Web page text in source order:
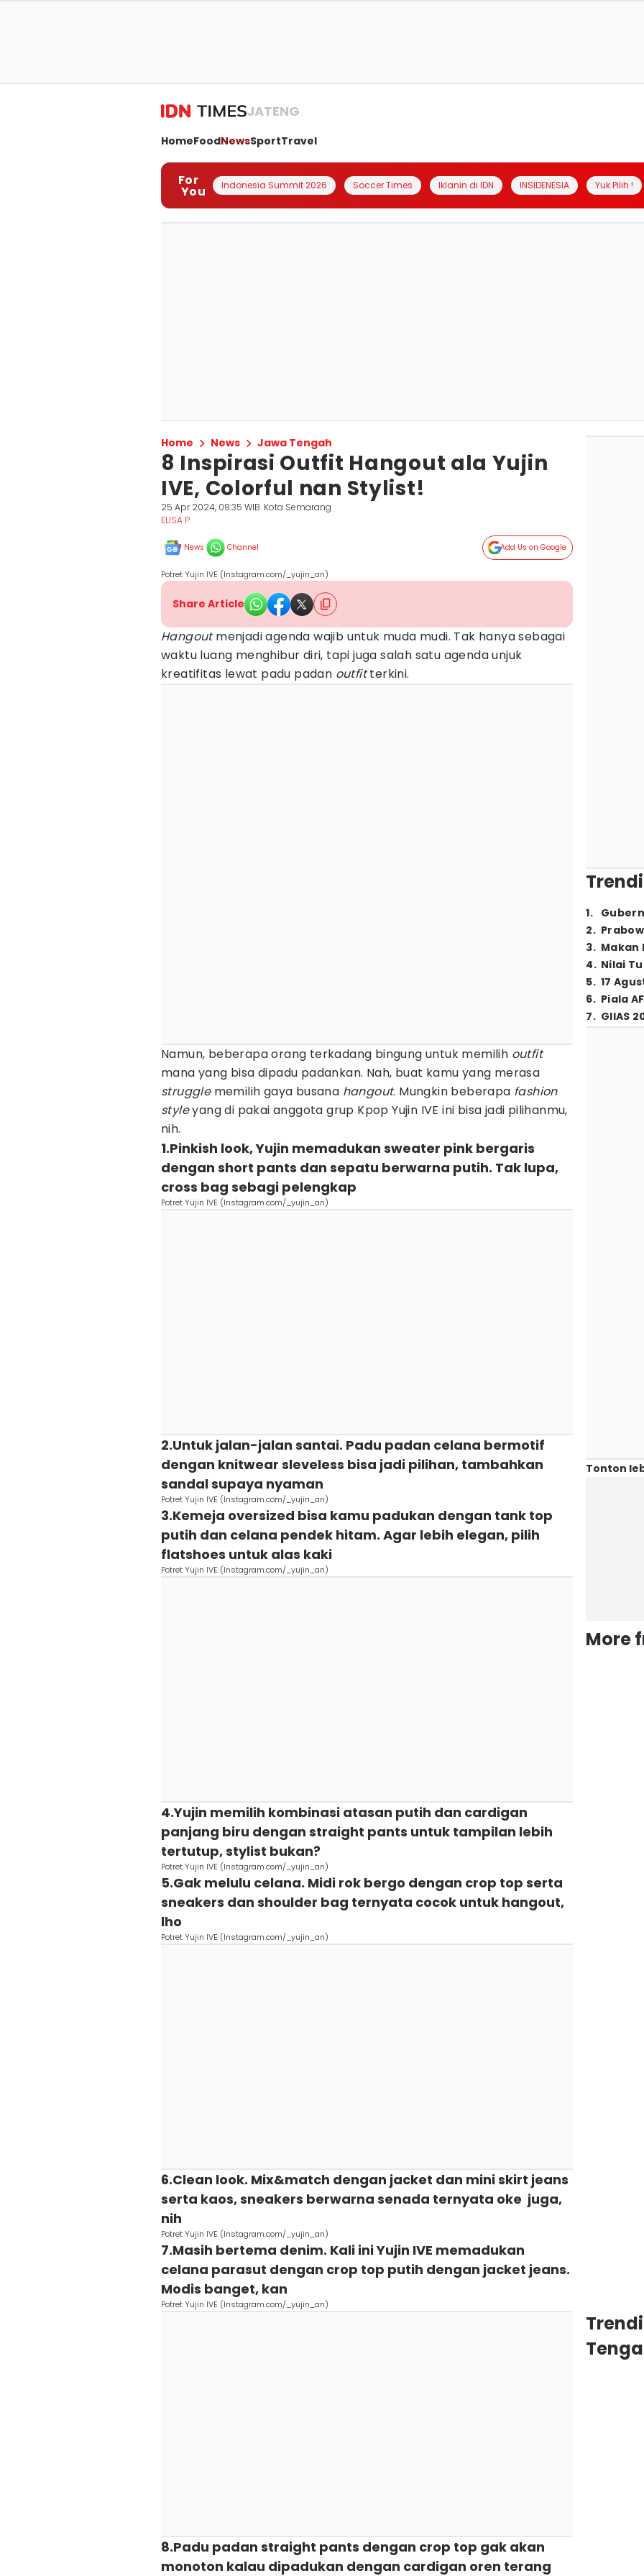
JATENG
HomeFoodNewsSportTravel
For
You Indonesia Summit 2026 Soccer Times Iklanin di IDN INSIDENESIA Yuk Pilih !
Home News Jawa Tengah
8 Inspirasi Outfit Hangout ala Yujin
IVE, Colorful nan Stylist!
25 Apr 2024, 08:35 WIB Kota Semarang
ELISA P
News Channel Add Us on Google
Potret Yujin IVE (Instagram.com/_yujin_an)
Share Article
Hangoutmenjadi agenda wajib untuk muda mudi. Tak hanya sebagai
waktu luang menghibur diri, tapi juga salah satu agenda unjuk
kreatifitas lewat padu padan outfitterkini.
Namun, beberapa orang terkadang bingung untuk memilih outfit
mana yang bisa dipadu padankan. Nah, buat kamu yang merasa
strugglememilih gaya busana hangout. Mungkin beberapa fashion
styleyang di pakai anggota grup Kpop Yujin IVE ini bisa jadi pilihanmu,
nih.
1.Pinkish look, Yujin memadukan sweater pink bergaris
dengan short pants dan sepatu berwarna putih. Tak lupa,
cross bag sebagi pelengkap
Potret Yujin IVE (Instagram.com/_yujin_an)
2.Untuk jalan-jalan santai. Padu padan celana bermotif
dengan knitwear sleveless bisa jadi pilihan, tambahkan
sandal supaya nyaman
Potret Yujin IVE (Instagram.com/_yujin_an)
3.Kemeja oversized bisa kamu padukan dengan tank top
putih dan celana pendek hitam. Agar lebih elegan, pilih
flatshoes untuk alas kaki
Potret Yujin IVE (Instagram.com/_yujin_an)
4.Yujin memilih kombinasi atasan putih dan cardigan
panjang biru dengan straight pants untuk tampilan lebih
tertutup, stylist bukan?
Potret Yujin IVE (Instagram.com/_yujin_an)
5.Gak melulu celana. Midi rok bergo dengan crop top serta
sneakers dan shoulder bag ternyata cocok untuk hangout,
lho
Potret Yujin IVE (Instagram.com/_yujin_an)
6.Clean look. Mix&match dengan jacket dan mini skirt jeans
serta kaos, sneakers berwarna senada ternyata oke juga,
nih
Potret Yujin IVE (Instagram.com/_yujin_an)
7.Masih bertema denim. Kali ini Yujin IVE memadukan
celana parasut dengan crop top putih dengan jacket jeans.
Modis banget, kan
Potret Yujin IVE (Instagram.com/_yujin_an)
8.Padu padan straight pants dengan crop top gak akan
monoton kalau dipadukan dengan cardigan oren terang
1.
2.
3. Makan
4. Nilai
5. 17
6. Piala
7. GIIAS
Tonton
More